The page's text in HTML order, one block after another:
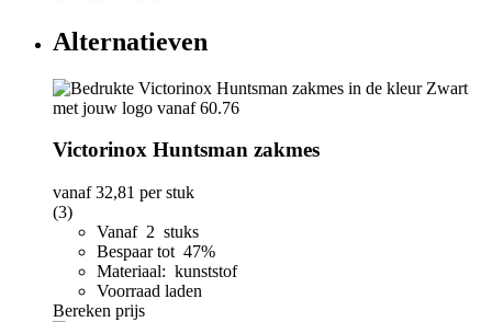
Alternatieven
Victorinox Huntsman zakmes
vanaf32,81 per stuk
(3)
Vanaf 2 stuks
Bespaar tot 47%
Materiaal: kunststof
Voorraad laden
Bereken prijs